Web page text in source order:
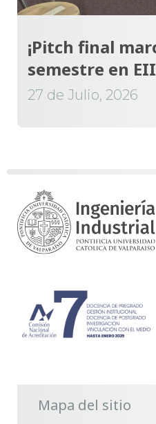
¡Pitch final
semestre en
27 de Julio, 2026
Mapa del sitio